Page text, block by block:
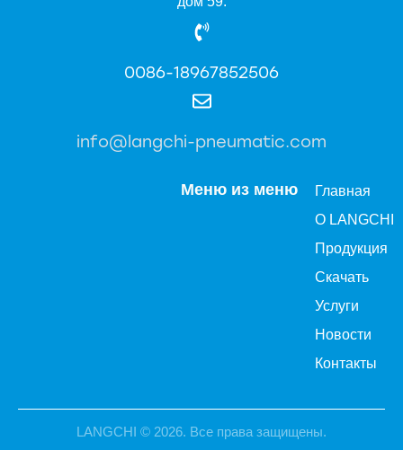
0086-18967852506
info@langchi-pneumatic.com
Меню из меню
Главная
О LANGCHI
Продукция
Скачать
Услуги
Новости
Контакты
LANGCHI © 2026. Все права защищены.